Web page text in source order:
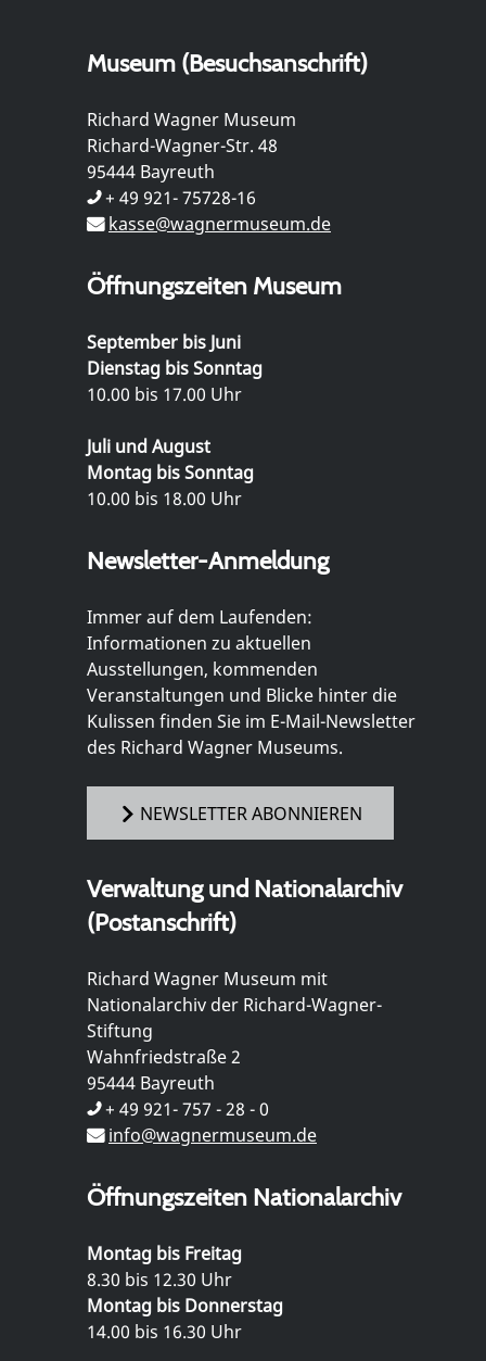
Museum (Besuchsanschrift)
Richard Wagner Museum
Richard-Wagner-Str. 48
95444 Bayreuth
+ 49 921- 75728-16
kasse@wagnermuseum.de
Öffnungszeiten Museum
September bis Juni
Dienstag bis Sonntag
10.00 bis 17.00 Uhr
Juli und August
Montag bis Sonntag
10.00 bis 18.00 Uhr
Newsletter-Anmeldung
Immer auf dem Laufenden:
Informationen zu aktuellen
Ausstellungen, kommenden
Veranstaltungen und Blicke hinter die
Kulissen finden Sie im E-Mail-Newsletter
des Richard Wagner Museums.
NEWSLETTER ABONNIEREN
Verwaltung und Nationalarchiv
(Postanschrift)
Richard Wagner Museum mit
Nationalarchiv der Richard-Wagner-
Stiftung
Wahnfriedstraße 2
95444 Bayreuth
+ 49 921- 757 - 28 - 0
info@wagnermuseum.de
Öffnungszeiten Nationalarchiv
Montag bis Freitag
8.30 bis 12.30 Uhr
Montag bis Donnerstag
14.00 bis 16.30 Uhr